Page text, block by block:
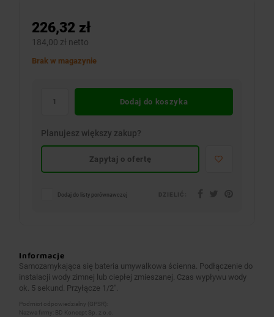
226,32 zł
184,00 zł netto
Brak w magazynie
Dodaj do koszyka
Planujesz większy zakup?
Zapytaj o ofertę
Dodaj do listy porównawczej
Informacje
Samozamykająca się bateria umywalkowa ścienna. Podłączenie do
instalacji wody zimnej lub ciepłej zmieszanej. Czas wypływu wody
ok. 5 sekund. Przyłącze 1/2″.
Podmiot odpowiedzialny (GPSR):
Nazwa firmy: BD Koncept Sp. z o.o.